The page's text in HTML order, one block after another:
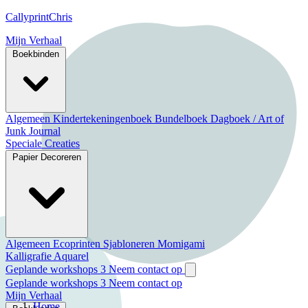
CallyprintChris
Mijn Verhaal
Boekbinden
Algemeen Kindertekeningenboek Bundelboek Dagboek / Art of
Junk Journal
Speciale Creaties
Papier Decoreren
Algemeen Ecoprinten Sjabloneren Momigami
Kalligrafie Aquarel
Geplande workshops 3 Neem contact op
Geplande workshops 3 Neem contact op
Mijn Verhaal